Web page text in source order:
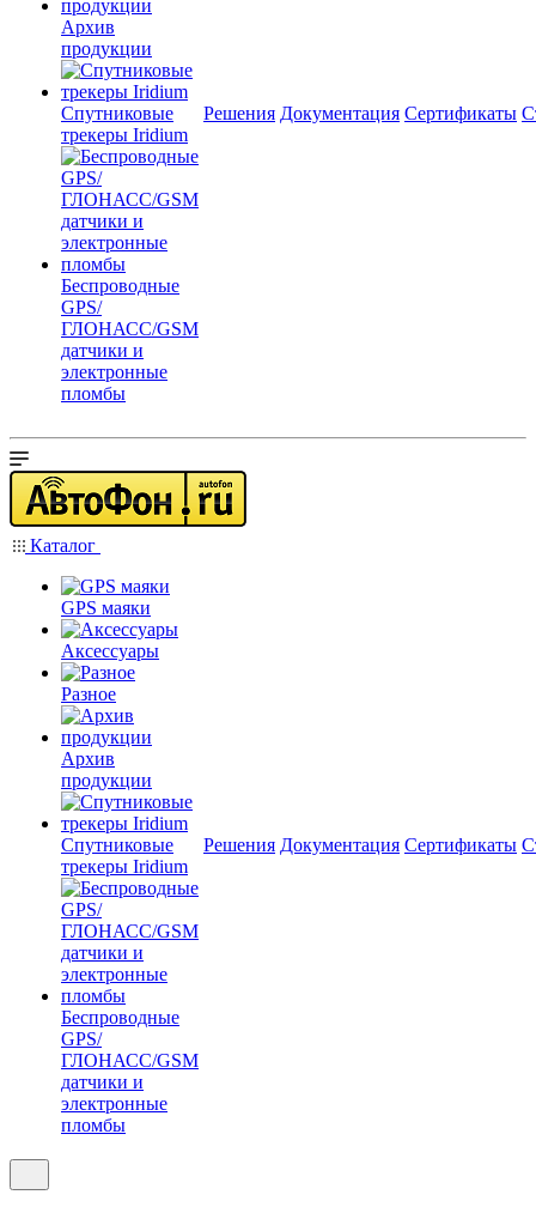
Архив
продукции
Спутниковые
трекеры Iridium
Беспроводные
GPS/
ГЛОНАСС/GSM
датчики и
электронные
пломбы
Решения Документация Сертификаты
Каталог
GPS маяки
Аксессуары
Разное
Архив
продукции
Спутниковые
трекеры Iridium
Беспроводные
GPS/
ГЛОНАСС/GSM
датчики и
электронные
пломбы
Решения Документация Сертификаты